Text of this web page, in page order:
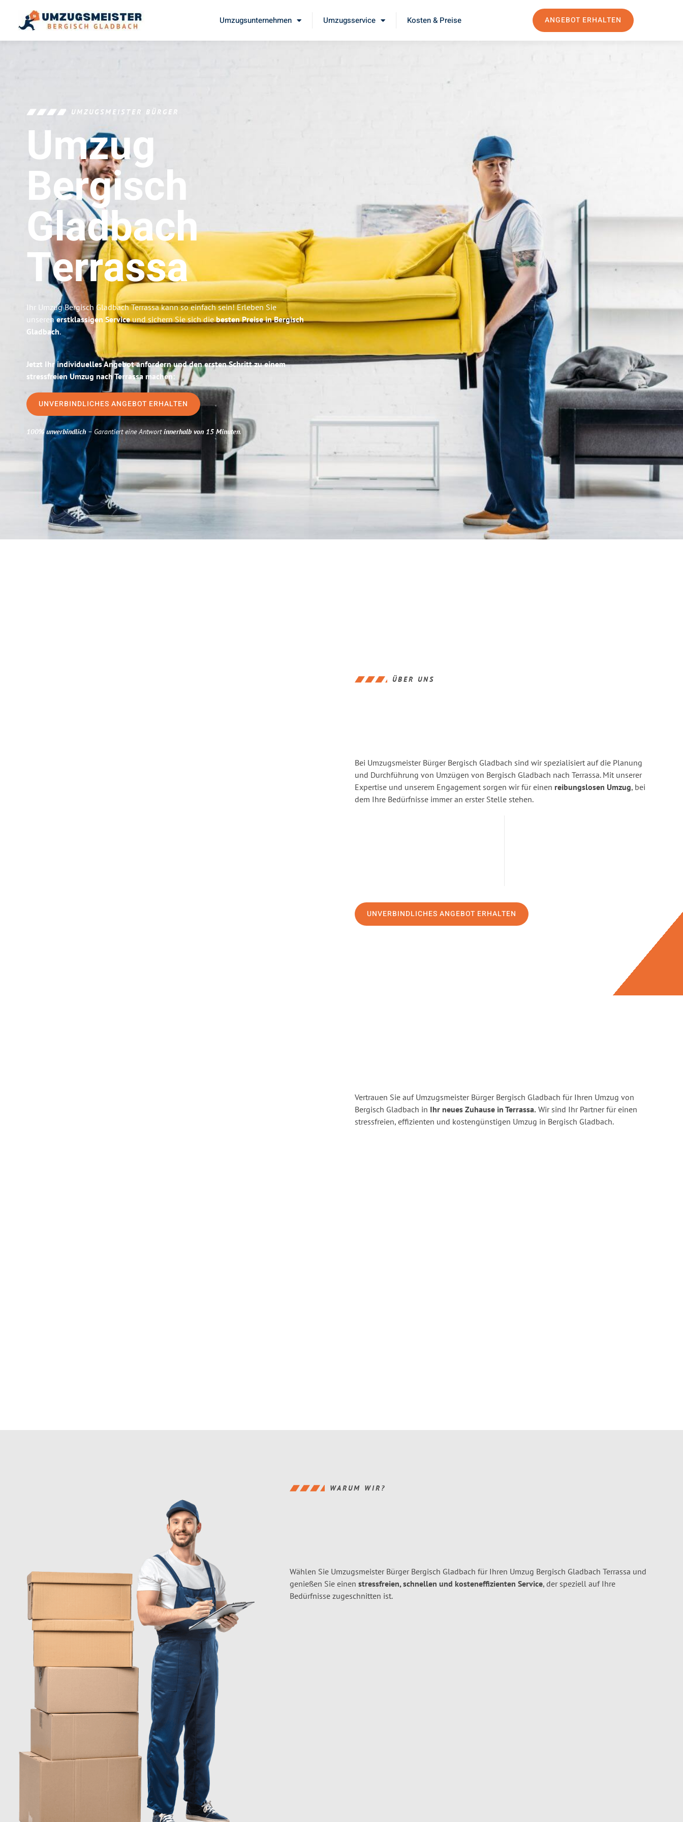
Umzugsunternehmen Umzugsservice Kosten & Preise ANGEBOT ERHALTEN
UMZUGSMEISTER BÜRGER
Umzug
Bergisch
Gladbach
Terrassa
Ihr Umzug Bergisch Gladbach Terrassa kann so einfach sein! Erleben Sie
unserenerstklassigen Serviceund sichern Sie sich diebesten Preise in Bergisch
Gladbach.
Jetzt Ihr individuelles Angebot anfordern und den ersten Schritt zu einem
stressfreien Umzug nach Terrassa machen:
UNVERBINDLICHES ANGEBOT ERHALTEN
100% unverbindlich– Garantiert eine Antwortinnerhalb von 15 Minuten.
ÜBER UNS
Bei Umzugsmeister Bürger Bergisch Gladbach sind wir spezialisiert auf die Planung
und Durchführung von Umzügen von Bergisch Gladbach nach Terrassa. Mit unserer
Expertise und unserem Engagement sorgen wir für einen reibungslosen Umzug, bei
dem Ihre Bedürfnisse immer an erster Stelle stehen.
UNVERBINDLICHES ANGEBOT ERHALTEN
Vertrauen Sie auf Umzugsmeister Bürger Bergisch Gladbach für Ihren Umzug von
Bergisch Gladbach in Ihr neues Zuhause in Terrassa. Wir sind Ihr Partner für einen
stressfreien, effizienten und kostengünstigen Umzug in Bergisch Gladbach.
WARUM WIR?
Wählen Sie Umzugsmeister Bürger Bergisch Gladbach für Ihren Umzug Bergisch Gladbach Terrassa und
genießen Sie einen stressfreien, schnellen und kosteneffizienten Service, der speziell auf Ihre
Bedürfnisse zugeschnitten ist.